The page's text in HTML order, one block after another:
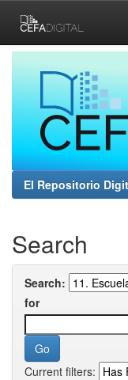
navigation
El Repositorio
Search
Search:
for
Current filters: